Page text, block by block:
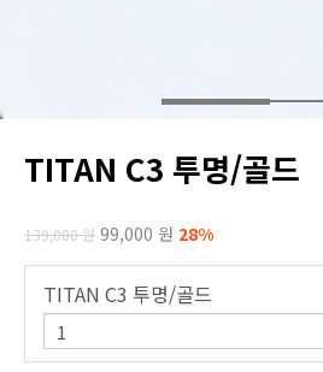
TITAN C3 투명/골드
139,000 원 99,000 원 28%
TITAN C3 투명/골드